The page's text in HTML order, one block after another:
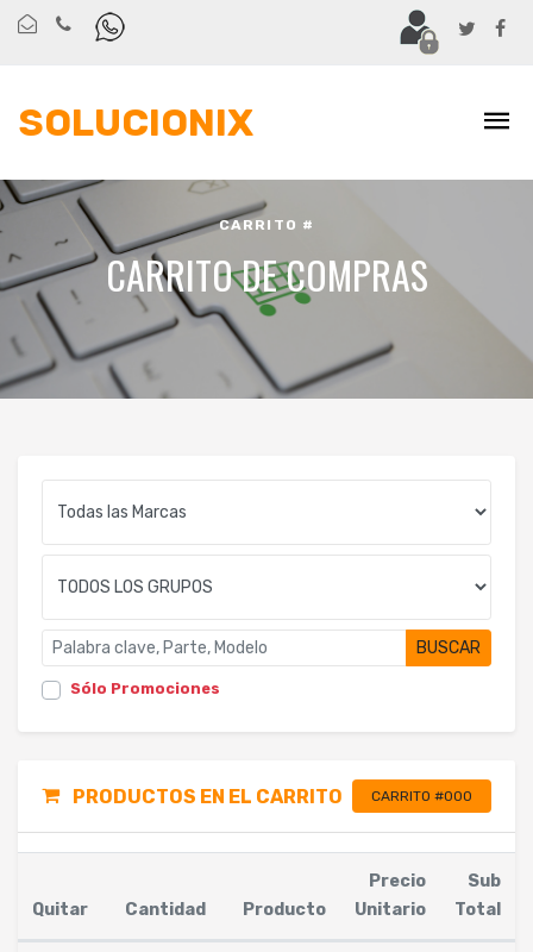
SOLUCIONIX
CARRITO #
CARRITO DE COMPRAS
BUSCAR
Sólo Promociones
PRODUCTOS EN EL CARRITO CARRITO #000
Quitar Cantidad Producto
Precio
Unitario
Sub
Total